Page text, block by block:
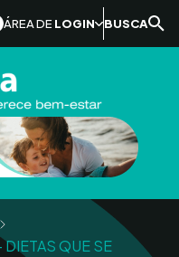
ÁREA DE LOGIN BUSCA
QUE SE